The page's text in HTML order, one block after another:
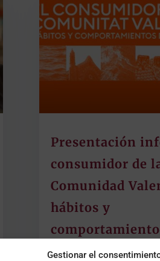
Gestionar el
Presentación
consumidor de
Comunidad
hábitos y
compra en 2026’